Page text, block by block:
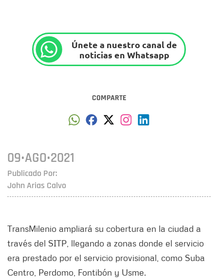
Únete a nuestro canal de
noticias en Whatsapp
COMPARTE
Publicado Por:
John Arias Calvo
09•AGO•2021
TransMilenio ampliará su cobertura en la ciudad a
través del SITP, llegando a zonas donde el servicio
era prestado por el servicio provisional, como Suba
Centro, Perdomo, Fontibón y Usme.